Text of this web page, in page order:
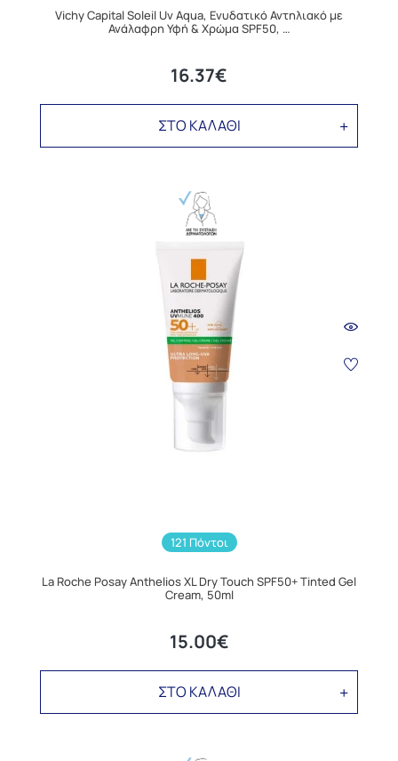
Vichy Capital Soleil Uv Aqua, Ενυδατικό Αντηλιακό με
Ανάλαφρη Υφή & Χρώμα SPF50, …
16.37€
ΣΤΟ ΚΑΛΑΘΙ
121 Πόντοι
La Roche Posay Anthelios XL Dry Touch SPF50+ Tinted Gel
Cream, 50ml
15.00€
ΣΤΟ ΚΑΛΑΘΙ